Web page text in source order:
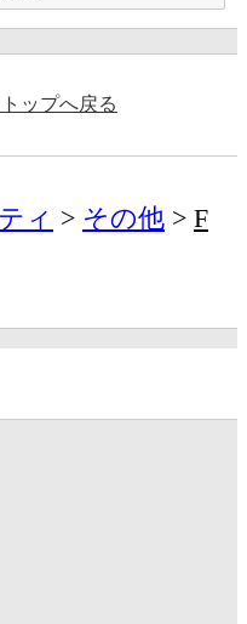
ップへ戻る
ィ その他
F